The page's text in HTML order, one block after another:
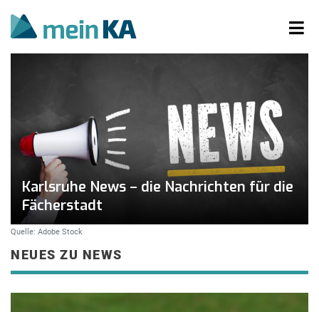
Karlsruhe News – die Nachrichten für die
Fächerstadt
Quelle: Adobe Stock
NEUES ZU NEWS